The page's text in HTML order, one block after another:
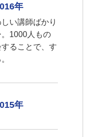
年
い講師ばかり
1000人もの
ることで、す
年